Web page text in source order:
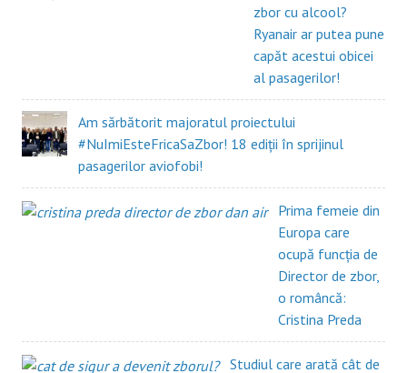
zbor cu alcool?
Ryanair ar putea pune
capăt acestui obicei
al pasagerilor!
Am sărbătorit majoratul proiectului
#NuImiEsteFricaSaZbor! 18 ediții în sprijinul
pasagerilor aviofobi!
Prima femeie din
Europa care
ocupă funcția de
Director de zbor,
o româncă:
Cristina Preda
Studiul care arată cât de